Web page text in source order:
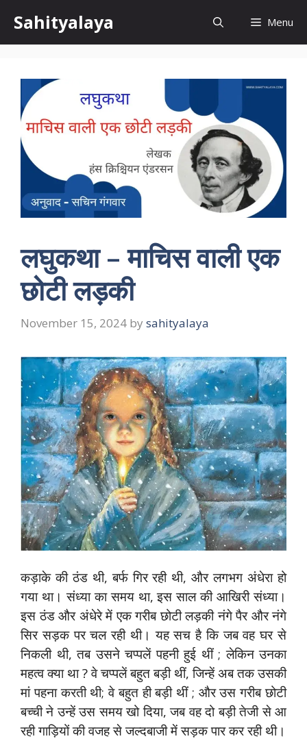
content
Sahityalaya Menu
लघुकथा – माचिस वाली एक
छोटी लड़की
November 15, 2024 by sahityalaya
कड़ाके की ठंड थी, बर्फ गिर रही थी, और लगभग अंधेरा हो
गया था। संध्या का समय था, इस साल की आखिरी संध्या।
इस ठंड और अंधेरे में एक गरीब छोटी लड़की नंगे पैर और नंगे
सिर सड़क पर चल रही थी। यह सच है कि जब वह घर से
निकली थी, तब उसने चप्पलें पहनी हुई थीं ; लेकिन उनका
महत्व क्या था ? वे चप्पलें बहुत बड़ी थीं, जिन्हें अब तक उसकी
मां पहना करती थी; वे बहुत ही बड़ी थीं ; और उस गरीब छोटी
बच्ची ने उन्हें उस समय खो दिया, जब वह दो बड़ी तेजी से आ
रही गाड़ियों की वजह से जल्दबाजी में सड़क पार कर रही थी।